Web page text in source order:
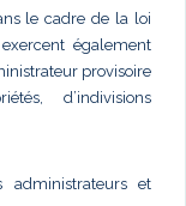
le cadre de la loi
également
provisoire
d’indivisions
administrateurs et